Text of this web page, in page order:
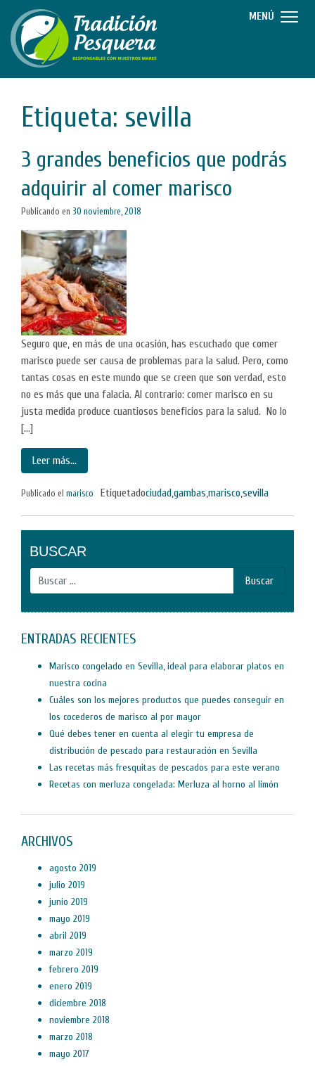
Etiqueta: sevilla
3 grandes beneficios que podrás
adquirir al comer marisco
Publicando en 30 noviembre, 2018
Seguro que, en más de una ocasión, has escuchado que comer
marisco puede ser causa de problemas para la salud. Pero, como
tantas cosas en este mundo que se creen que son verdad, esto
no es más que una falacia. Al contrario: comer marisco en su
justa medida produce cuantiosos beneficios para la salud. No lo
[…]
Leer más…
Publicado el marisco Etiquetadociudad,gambas,marisco,sevilla
BUSCAR
ENTRADAS RECIENTES
Marisco congelado en Sevilla, ideal para elaborar platos en
nuestra cocina
Cuáles son los mejores productos que puedes conseguir en
los cocederos de marisco al por mayor
Qué debes tener en cuenta al elegir tu empresa de
distribución de pescado para restauración en Sevilla
Las recetas más fresquitas de pescados para este verano
Recetas con merluza congelada: Merluza al horno al limón
ARCHIVOS
agosto 2019
julio 2019
junio 2019
mayo 2019
abril 2019
marzo 2019
febrero 2019
enero 2019
diciembre 2018
noviembre 2018
marzo 2018
mayo 2017
MENÚ